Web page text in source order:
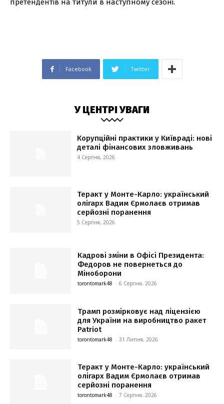
претендентів на титули в наступному сезоні.
Facebook Twitter
У ЦЕНТРІ УВАГИ
Корупційні практики у Київраді: нові
деталі фінансових зловживань
4 Серпня, 2026
Теракт у Монте-Карло: український
олігарх Вадим Єрмолаєв отримав
серйозні поранення
5 Серпня, 2026
Кадрові зміни в Офісі Президента:
Федоров не повернеться до
Міноборони
torontomark48 - 6 Серпня, 2026
Трамп розмірковує над ліцензією
для України на виробництво ракет
Patriot
torontomark48 - 31 Липня, 2026
Теракт у Монте-Карло: український
олігарх Вадим Єрмолаєв отримав
серйозні поранення
torontomark48 - 7 Серпня, 2026